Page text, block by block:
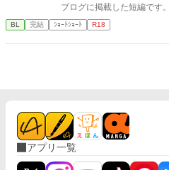
ブログに掲載した短編です。
BL 完結 ｼｮｰﾄｼｮｰﾄ R18
アプリ一覧